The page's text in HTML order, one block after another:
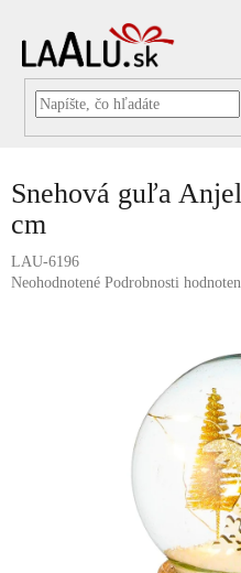
Snehová guľa
cm
LAU-6196
Priemerné
Neohodnotené Podrobnosti